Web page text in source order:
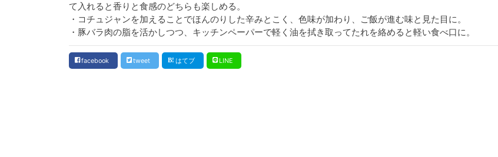
て入れると香りと食感のどちらも楽しめる。
・コチュジャンを加えることでほんのりした辛みとこく、色味が加わり、ご飯が進む味と見た目に。
・豚バラ肉の脂を活かしつつ、キッチンペーパーで軽く油を拭き取ってたれを絡めると軽い食べ口に。
facebook tweet はてブ LINE